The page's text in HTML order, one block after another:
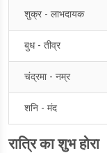
शुक्र - लाभदायक
बुध - तीव्र
चंद्रमा - नम्र
शनि - मंद
रात्रि का शुभ होरा